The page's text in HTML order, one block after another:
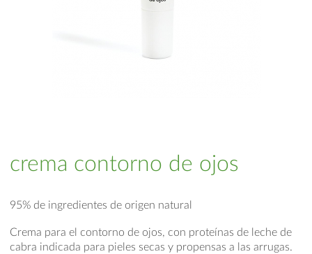
crema contorno de ojos
95% de ingredientes de origen natural
Crema para el contorno de ojos, con proteínas de leche de
cabra indicada para pieles secas y propensas a las arrugas.